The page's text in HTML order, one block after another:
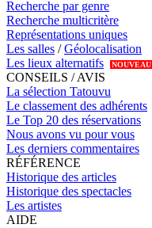
Recherche par genre
Recherche multicritère
Représentations uniques
Les salles /Géolocalisation
Les lieux alternatifs
NOUVEAU
CONSEILS / AVIS
La sélection Tatouvu
Le classement des adhérents
Le Top 20 des réservations
Nous avons vu pour vous
Les derniers commentaires
RÉFÉRENCE
Historique des articles
Historique des spectacles
Les artistes
AIDE